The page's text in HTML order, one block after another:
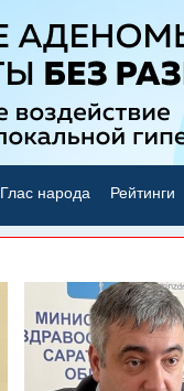
Глас народа Рейтинги